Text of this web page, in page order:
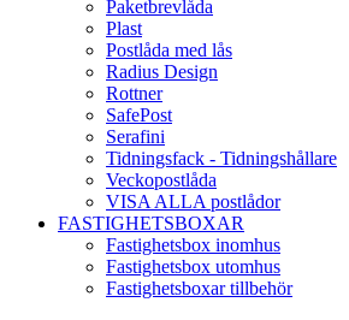
Paketbrevlåda
Plast
Postlåda med lås
Radius Design
Rottner
SafePost
Serafini
Tidningsfack - Tidningshållare
Veckopostlåda
VISA ALLA postlådor
FASTIGHETSBOXAR
Fastighetsbox inomhus
Fastighetsbox utomhus
Fastighetsboxar tillbehör